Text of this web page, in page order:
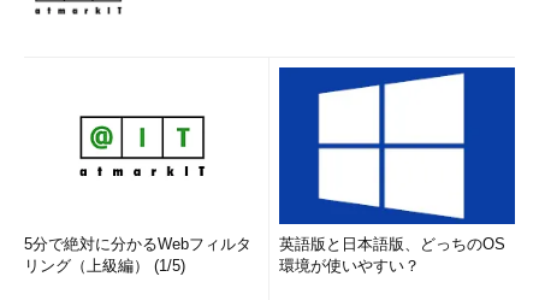
5分で絶対に分かるWebフィルタ
リング（上級編） (1/5)
英語版と日本語版、どっちのOS
環境が使いやすい？